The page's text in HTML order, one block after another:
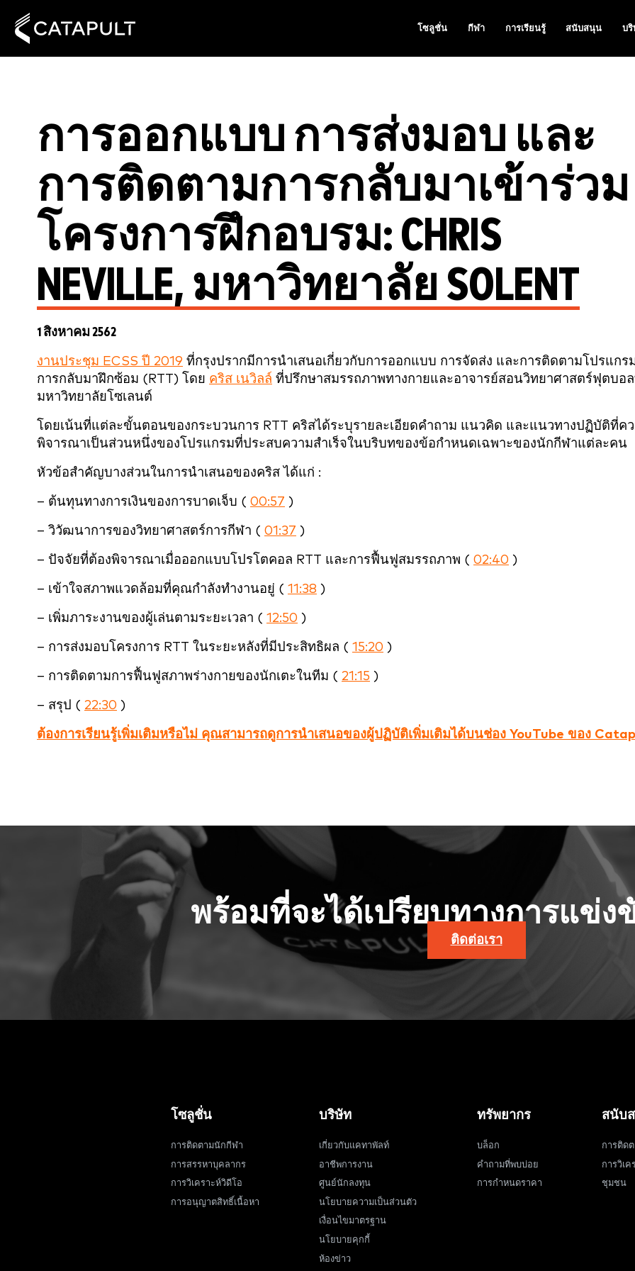
โซลูชั่น กีฬา การเรียนรู้ สนับสนุน บริ
การออกแบบ การส่งมอบ และ
การติดตามการกลับมาเข้าร่วม
โครงการฝึกอบรม: CHRIS
NEVILLE, มหาวิทยาลัย SOLENT
1 สิงหาคม 2562
งานประชุม ECSS ปี 2019 ที่กรุงปรากมีการนำเสนอเกี่ยวกับการออกแบบ การจัดส่ง และการติดตามโปรแกร
การกลับมาฝึกซ้อม (RTT) โดย คริส เนวิลล์ ที่ปรึกษาสมรรถภาพทางกายและอาจารย์สอนวิทยาศาสตร์ฟุตบอ
มหาวิทยาลัยโซเลนต์
โดยเน้นที่แต่ละขั้นตอนของกระบวนการ RTT คริสได้ระบุรายละเอียดคำถาม แนวคิด และแนวทางปฏิบัติที่ค
พิจารณาเป็นส่วนหนึ่งของโปรแกรมที่ประสบความสำเร็จในบริบทของข้อกำหนดเฉพาะของนักกีฬาแต่ละคน
หัวข้อสำคัญบางส่วนในการนำเสนอของคริส ได้แก่ :
– ต้นทุนทางการเงินของการบาดเจ็บ ( 00:57 )
– วิวัฒนาการของวิทยาศาสตร์การกีฬา ( 01:37 )
– ปัจจัยที่ต้องพิจารณาเมื่อออกแบบโปรโตคอล RTT และการฟื้นฟูสมรรถภาพ ( 02:40 )
– เข้าใจสภาพแวดล้อมที่คุณกำลังทำงานอยู่ ( 11:38 )
– เพิ่มภาระงานของผู้เล่นตามระยะเวลา ( 12:50 )
– การส่งมอบโครงการ RTT ในระยะหลังที่มีประสิทธิผล ( 15:20 )
– การติดตามการฟื้นฟูสภาพร่างกายของนักเตะในทีม ( 21:15 )
– สรุป ( 22:30 )
ต้องการเรียนรู้เพิ่มเติมหรือไม่ คุณสามารถดูการนำเสนอของผู้ปฏิบัติเพิ่มเติมได้บนช่อง YouTube ของ
พร้อมที่จะได้เปรียบทางการแข่ง
ติดต่อเรา
โซลูชั่น
การติดตามนักกีฬา
การสรรหาบุคลากร
การวิเคราะห์วิดีโอ
การอนุญาตสิทธิ์เนื้อหา
บริษัท
เกี่ยวกับแคทาพัลท์
อาชีพการงาน
ศูนย์นักลงทุน
นโยบายความเป็นส่วนตัว
เงื่อนไขมาตรฐาน
นโยบายคุกกี้
ห้องข่าว
ทรัพยากร
บล็อก
คำถามที่พบบ่อย
การกำหนดราคา
สนับ
การติด
การวิเค
ชุมชน